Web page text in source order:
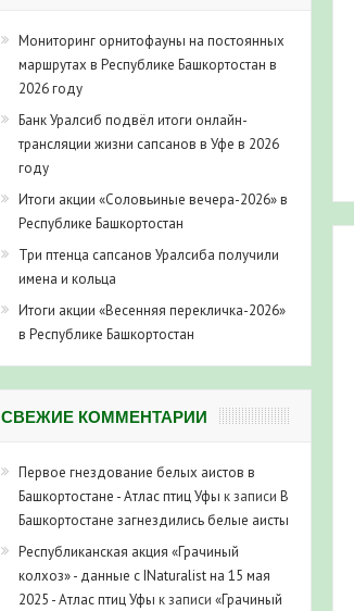
Мониторинг орнитофауны на постоянных
маршрутах в Республике Башкортостан в
2026 году
Банк Уралсиб подвёл итоги онлайн-
трансляции жизни сапсанов в Уфе в 2026
году
Итоги акции «Соловьиные вечера-2026» в
Республике Башкортостан
Три птенца сапсанов Уралсиба получили
имена и кольца
Итоги акции «Весенняя перекличка-2026»
в Республике Башкортостан
СВЕЖИЕ КОММЕНТАРИИ
Первое гнездование белых аистов в
Башкортостане - Атлас птиц Уфы к записи В
Башкортостане загнездились белые аисты
Республиканская акция «Грачиный
колхоз» - данные с INaturalist на 15 мая
2025 - Атлас птиц Уфы к записи «Грачиный